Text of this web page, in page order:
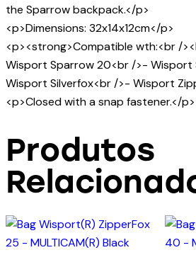
the Sparrow backpack.</p>
<p>Dimensions: 32x14x12cm</p>
<p><strong>Compatible wth:<br /
Wisport Sparrow 20<br />-
Wisport Silverfox<br />- Wisport
<p>Closed with a snap fastener.</p>
Produtos